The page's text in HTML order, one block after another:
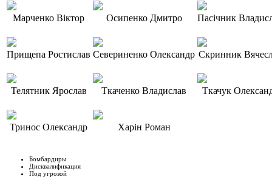
Марченко Віктор Осипенко Дмитро Пасічник
Прищепа Ростислав Севериненко Олександр Скринник
Телятник Ярослав Ткаченко Владислав Ткачук
Тринос Олександр Харін Роман
Бомбардиры
Дисквалификация
Под угрозой